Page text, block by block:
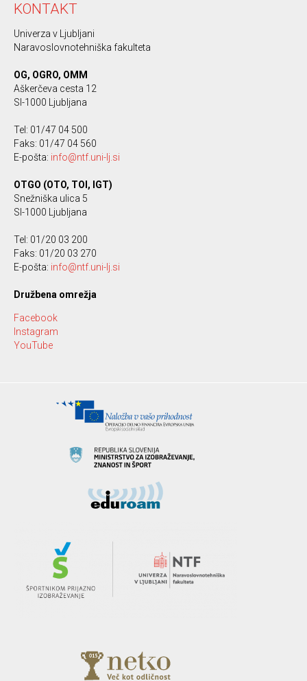
KONTAKT
Univerza v Ljubljani
Naravoslovnotehniška fakulteta
OG, OGRO, OMM
Aškerčeva cesta 12
SI-1000 Ljubljana
Tel: 01/47 04 500
Faks: 01/47 04 560
E-pošta: info@ntf.uni-lj.si
OTGO (OTO, TOI, IGT)
Snežniška ulica 5
SI-1000 Ljubljana
Tel: 01/20 03 200
Faks: 01/20 03 270
E-pošta: info@ntf.uni-lj.si
Družbena omrežja
Facebook
Instagram
YouTube